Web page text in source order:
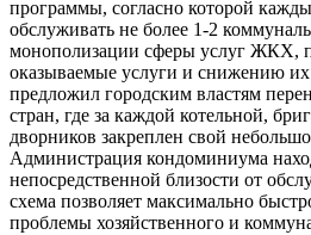
программы, согласно которой
обслуживать не более 1-2
монополизации сферы услуг ЖКХ,
оказываемые услуги и снижению их
предложил городским властям
стран, где за каждой котельной,
дворников закреплен свой
Администрация кондоминиума
непосредственной близости от
схема позволяет максимально
проблемы хозяйственного и